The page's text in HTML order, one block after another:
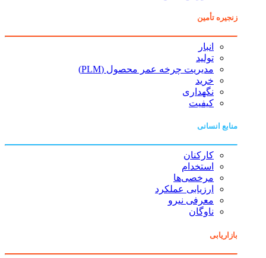
زنجیره تأمین
انبار
تولید
مدیریت چرخه عمر محصول (PLM)
خرید
نگهداری
کیفیت
منابع انسانی
کارکنان
استخدام
مرخصی‌ها
ارزیابی عملکرد
معرفی نیرو
ناوگان
بازاریابی